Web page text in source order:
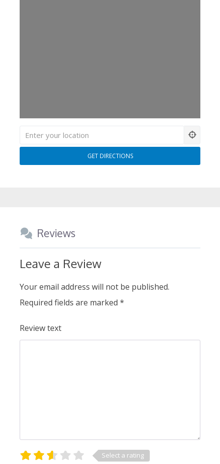
Reviews
Leave a Review
Your email address will not be published.
Required fields are marked *
Review text
Select a rating